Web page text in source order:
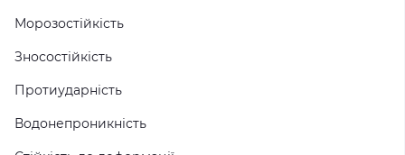
Морозостійкість
Зносостійкість
Протиударність
Водонепроникність